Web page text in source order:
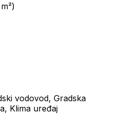
vodovod, Gradska
Klima uređaj